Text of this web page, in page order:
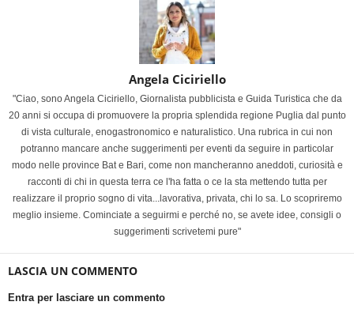
Angela Ciciriello
"Ciao, sono Angela Ciciriello, Giornalista pubblicista e Guida Turistica che da
20 anni si occupa di promuovere la propria splendida regione Puglia dal punto
di vista culturale, enogastronomico e naturalistico. Una rubrica in cui non
potranno mancare anche suggerimenti per eventi da seguire in particolar
modo nelle province Bat e Bari, come non mancheranno aneddoti, curiosità e
racconti di chi in questa terra ce l'ha fatta o ce la sta mettendo tutta per
realizzare il proprio sogno di vita...lavorativa, privata, chi lo sa. Lo scopriremo
meglio insieme. Cominciate a seguirmi e perché no, se avete idee, consigli o
suggerimenti scrivetemi pure"
LASCIA UN COMMENTO
Entra per lasciare un commento